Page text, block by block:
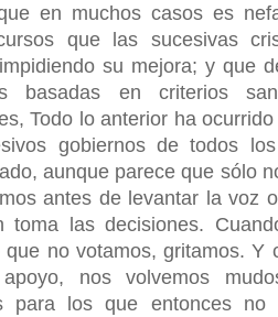
en muchos casos es
que las sucesivas
su mejora; y que
basadas en criterios
Todo lo anterior ha
gobiernos de todos
aunque parece que sólo
antes de levantar la voz
toma las decisiones.
que no votamos, gritamos. Y
apoyo, nos volvemos
para los que entonces no